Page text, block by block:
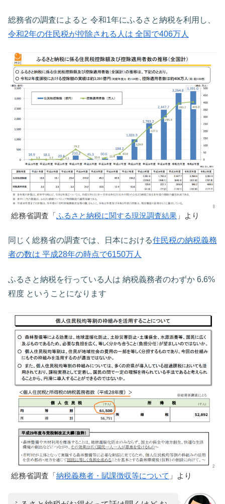
総務省の調査によると 令和1年にふるさと納税を利用し、
令和2年の住民税が控除される人は 全国で406万人
総務省調査「 ふるさと納税に関する現況調査結果 」より
同じく総務省の調査では、日本における住民税の納税義務
者の数は 平成28年の時点で6150万人
ふるさと納税を行っている人は 納税義務者のわずか 6.6%
程度 ということになります
総務省調査「納税義務者・賦課徴収等について 」より